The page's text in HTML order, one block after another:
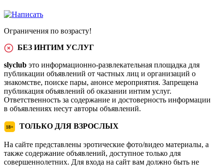
Ограничения по возрасту!
БЕЗ ИНТИМ УСЛУГ
slyclub это информационно-развлекательная площадка для
публикации объявлений от частных лиц и организаций о
знакомстве, поиске пары, анонсе мероприятия. Запрещена
публикация объявлений об оказании интим услуг.
Ответственность за содержание и достоверность информации
в объявлениях несут авторы объявлений.
18+ ТОЛЬКО ДЛЯ ВЗРОСЛЫХ
На сайте представлены эротические фото/видео материалы, а
также содержание объявлений, доступное только для
совершеннолетних. Для входа на сайт вам должно быть не